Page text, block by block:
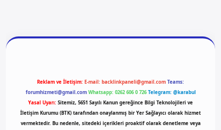
Reklam ve İletişim: E-mail: backlinkpaneli@gmail.com Teams:
forumhizmeti@gmail.com Whatsapp: 0262 606 0 726 Telegram: @karabul
Yasal Uyarı: Sitemiz, 5651 Sayılı Kanun gereğince Bilgi Teknolojileri ve
İletişim Kurumu (BTK) tarafından onaylanmış bir Yer Sağlayıcı olarak hizmet
vermektedir. Bu nedenle, sitedeki içerikleri proaktif olarak denetleme veya